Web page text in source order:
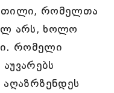
რომელთა
არს, ხოლო
რომელი